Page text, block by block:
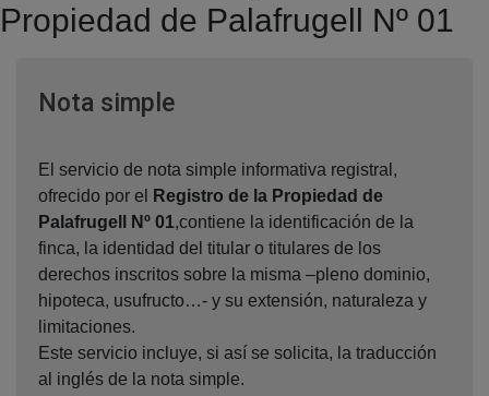
Propiedad de Palafrugell Nº 01
Nota simpleVentana nueva
El servicio de nota simple informativa registral,
ofrecido por el
Registro de la Propiedad de
Palafrugell Nº 01,contiene la identificación de la
finca, la identidad del titular o titulares de los
derechos inscritos sobre la misma –pleno dominio,
hipoteca, usufructo…- y su extensión, naturaleza y
limitaciones.
Este servicio incluye, si así se solicita, la traducción
al inglés de la nota simple.